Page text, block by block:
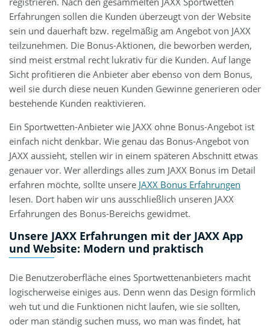
Erfahrungen sollen die Kunden überzeugt von der Website
sein und dauerhaft bzw. regelmäßig am Angebot von JAXX
teilzunehmen. Die Bonus-Aktionen, die beworben werden,
sind meist erstmal recht lukrativ für die Kunden. Auf lange
Sicht profitieren die Anbieter aber ebenso von dem Bonus,
weil sie durch diese neuen Kunden Gewinne generieren oder
bestehende Kunden reaktivieren.
Ein Sportwetten-Anbieter wie JAXX ohne Bonus-Angebot ist
einfach nicht denkbar. Wie genau das Bonus-Angebot von
JAXX aussieht, stellen wir in einem späteren Abschnitt etwas
genauer vor. Wer allerdings alles zum JAXX Bonus im Detail
erfahren möchte, sollte unsere JAXX Bonus Erfahrungen
lesen. Dort haben wir uns ausschließlich unseren JAXX
Erfahrungen des Bonus-Bereichs gewidmet.
Unsere JAXX Erfahrungen mit der JAXX App
und Website: Modern und praktisch
Die Benutzeroberfläche eines Sportwettenanbieters macht
logischerweise einiges aus. Denn wenn das Design förmlich
weh tut und die Funktionen nicht laufen, wie sie sollten,
oder man ständig suchen muss, wo man was findet, hat